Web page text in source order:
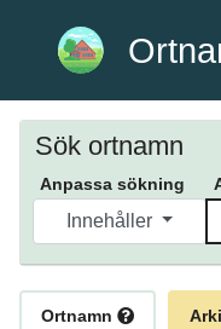
Sök ortnamn
Anpassa sökning
Innehåller
Ortnamn